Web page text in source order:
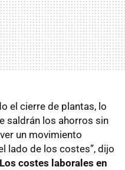
el cierre de plantas, lo
saldrán los ahorros sin
un movimiento
lado de los costes”, dijo
Los costes laborales en